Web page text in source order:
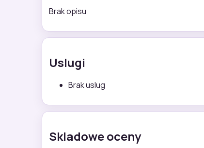
Brak opisu
Uslugi
Brak uslug
Skladowe oceny